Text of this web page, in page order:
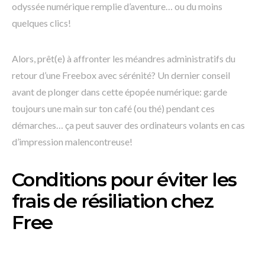
odyssée numérique remplie d’aventure… ou du moins
quelques clics!
Alors, prêt(e) à affronter les méandres administratifs du
retour d’une Freebox avec sérénité? Un dernier conseil
avant de plonger dans cette épopée numérique: garde
toujours une main sur ton café (ou thé) pendant ces
démarches… ça peut sauver des ordinateurs volants en cas
d’impression malencontreuse!
Conditions pour éviter les
frais de résiliation chez
Free